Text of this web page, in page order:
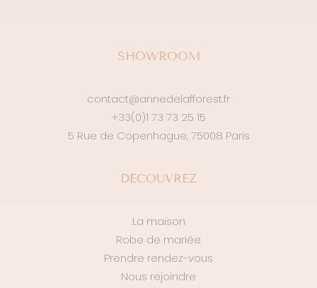
SHOWROOM
contact@annedelafforest.fr
+33(0)1 73 73 25 15
5 Rue de Copenhague, 75008 Paris
DÉCOUVREZ
La maison
Robe de mariée
Prendre rendez-vous
Nous rejoindre